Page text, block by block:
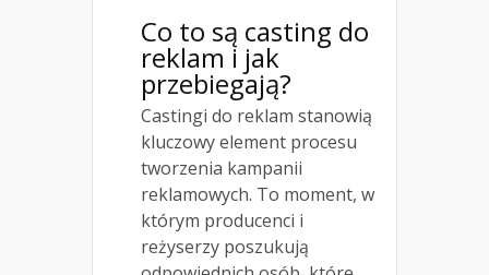
Co to są casting do
reklam i jak
przebiegają?
Castingi do reklam stanowią
kluczowy element procesu
tworzenia kampanii
reklamowych. To moment, w
którym producenci i
reżyserzy poszukują